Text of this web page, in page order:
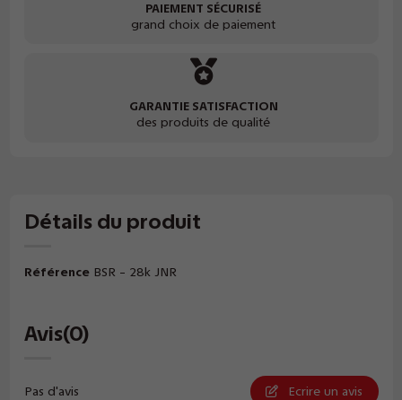
PAIEMENT SÉCURISÉ
grand choix de paiement
GARANTIE SATISFACTION
des produits de qualité
Détails du produit
Référence BSR - 28k JNR
Avis(0)
Pas d'avis Ecrire un avis